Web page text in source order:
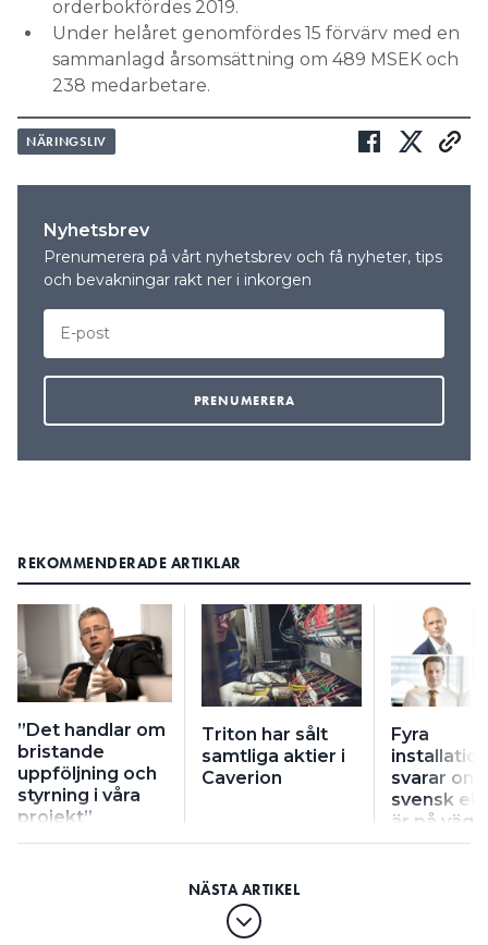
orderbokfördes 2019.
Under helåret genomfördes 15 förvärv med en
sammanlagd årsomsättning om 489 MSEK och
238 medarbetare.
NÄRINGSLIV
Nyhetsbrev
Prenumerera på vårt nyhetsbrev och få nyheter, tips
och bevakningar rakt ner i inkorgen
REKOMMENDERADE ARTIKLAR
”Det handlar om
bristande
uppföljning och
styrning i våra
projekt”
Triton har sålt
samtliga aktier i
Caverion
Fyra
svarar om
svensk
är på väg